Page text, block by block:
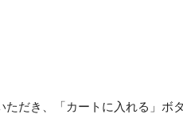
だき、「カートに入れる」ボ